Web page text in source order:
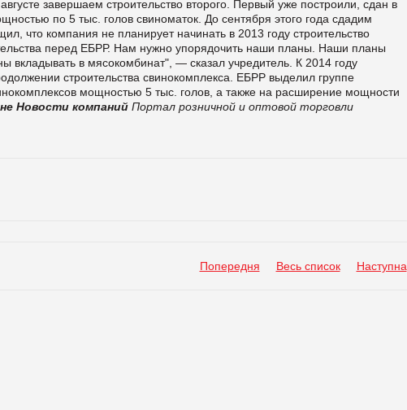
завершаем строительство второго. Первый уже построили, сдан в
по 5 тыс. голов свиноматок. До сентября этого года сдадим
что компания не планирует начинать в 2013 году строительство
перед ЕБРР. Нам нужно упорядочить наши планы. Наши планы
вкладывать в мясокомбинат", — сказал учредитель. К 2014 году
строительства свинокомплекса. ЕБРР выделил группе
мощностью 5 тыс. голов, а также на расширение мощности
Новости компаний Портал розничной и оптовой торговли
Попередня Весь список Наступна